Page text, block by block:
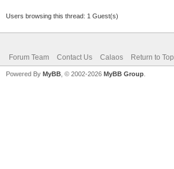
Users browsing this thread: 1 Guest(s)
Forum Team Contact Us Calaos Return to Top
Powered By MyBB , © 2002-2026 MyBB Group